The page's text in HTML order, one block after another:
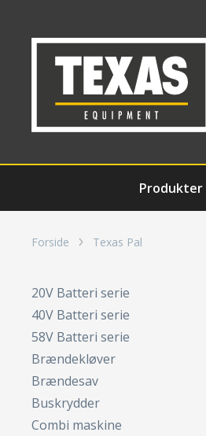
Produkter
Forside Texas Pal
20V Batteri serie
40V Batteri serie
58V Batteri serie
Brændekløver
Brændesav
Buskrydder
Combi maskine